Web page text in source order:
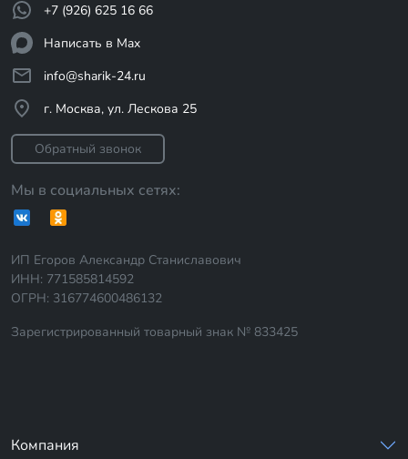
+7 (926) 625 16 66
Написать в Max
info@sharik-24.ru
г. Москва, ул. Лескова 25
Обратный звонок
Мы в социальных сетях:
ИП Егоров Александр Станиславович
ИНН: 771585814592
ОГРН: 316774600486132
Зарегистрированный товарный знак № 833425
Компания